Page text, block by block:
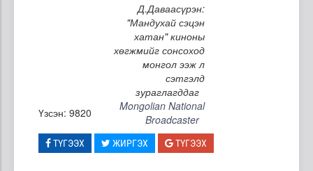
Д.Даваасүрэн:
"Мандухай сэцэн
хатан" киноны
хөгжмийг сонсоход
монгол ээж л
сэтгэлд
зураглагддаг
Үзсэн: 9820
Mongolian National
Broadcaster
ТҮГЭЭХ ЖИРГЭХ ТҮГЭЭХ